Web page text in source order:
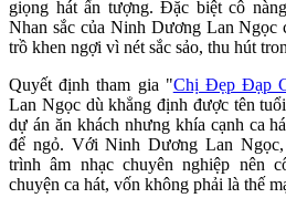
giọng hát ấn tượng. Đặc biệt cô
Nhan sắc của Ninh Dương Lan Ngọc
trồ khen ngợi vì nét sắc sảo, thu hút
Quyết định tham gia "Chị Đẹp Đạp
Lan Ngọc dù khẳng định được tên
dự án ăn khách nhưng khía cạnh ca
để ngỏ. Với Ninh Dương Lan
trình âm nhạc chuyên nghiệp nên
chuyện ca hát, vốn không phải là thế